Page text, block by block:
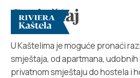
Smještaj
U Kaštelima je moguće pronaći
smještaja, od apartmana, udobnih
privatnom smještaju do hostela i